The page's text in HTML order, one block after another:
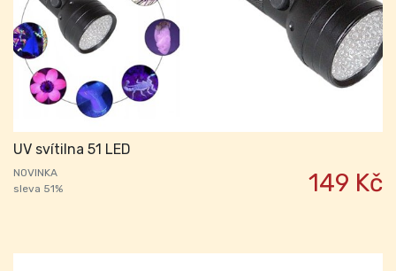
UV svítilna 51 LED
NOVINKA
sleva 51%
149 Kč